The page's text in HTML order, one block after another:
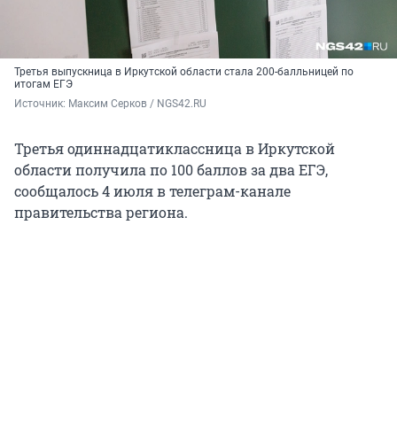
Третья выпускница в Иркутской области стала 200-балльницей по
итогам ЕГЭ
Источник: Максим Серков / NGS42.RU
Третья одиннадцатиклассница в Иркутской
области получила по 100 баллов за два ЕГЭ,
сообщалось 4 июля в телеграм-канале
правительства региона.